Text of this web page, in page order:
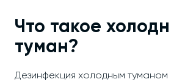
Что такое
туман?
Дезинфекция холодным туманом